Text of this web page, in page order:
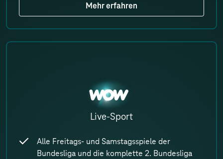
Mehr erfahren
WOW
Live-Sport
Alle Freitags- und Samstagsspiele der
Bundesliga und die komplette 2. Bundesliga